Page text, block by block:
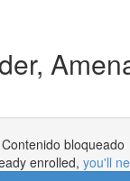
Contenido bloqueado
enrolled, you'll